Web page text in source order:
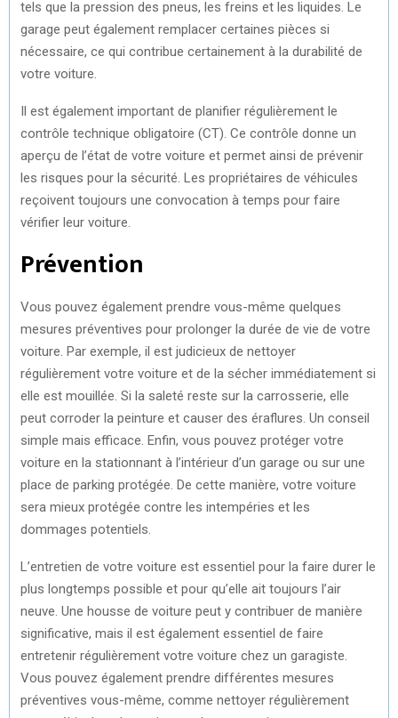
tels que la pression des pneus, les freins et les liquides. Le
garage peut également remplacer certaines pièces si
nécessaire, ce qui contribue certainement à la durabilité de
votre voiture.
Il est également important de planifier régulièrement le
contrôle technique obligatoire (CT). Ce contrôle donne un
aperçu de l’état de votre voiture et permet ainsi de prévenir
les risques pour la sécurité. Les propriétaires de véhicules
reçoivent toujours une convocation à temps pour faire
vérifier leur voiture.
Prévention
Vous pouvez également prendre vous-même quelques
mesures préventives pour prolonger la durée de vie de votre
voiture. Par exemple, il est judicieux de nettoyer
régulièrement votre voiture et de la sécher immédiatement si
elle est mouillée. Si la saleté reste sur la carrosserie, elle
peut corroder la peinture et causer des éraflures. Un conseil
simple mais efficace. Enfin, vous pouvez protéger votre
voiture en la stationnant à l’intérieur d’un garage ou sur une
place de parking protégée. De cette manière, votre voiture
sera mieux protégée contre les intempéries et les
dommages potentiels.
L’entretien de votre voiture est essentiel pour la faire durer le
plus longtemps possible et pour qu’elle ait toujours l’air
neuve. Une housse de voiture peut y contribuer de manière
significative, mais il est également essentiel de faire
entretenir régulièrement votre voiture chez un garagiste.
Vous pouvez également prendre différentes mesures
préventives vous-même, comme nettoyer régulièrement